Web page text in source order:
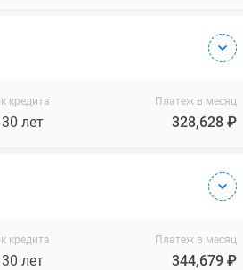
кредита
лет
Платеж в месяц
328,628 ₽
кредита
лет
Платеж в месяц
344,679 ₽